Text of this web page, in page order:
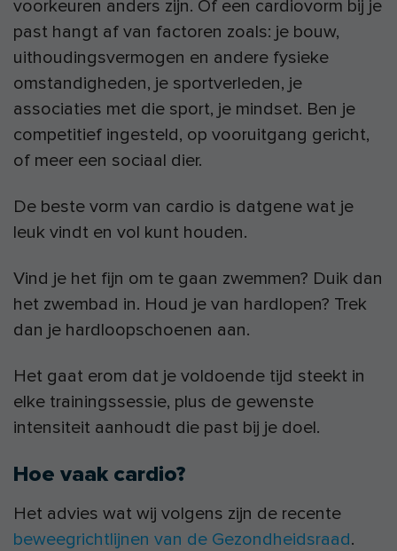
voorkeuren anders zijn. Of een cardiovorm bij je
past hangt af van factoren zoals: je bouw,
uithoudingsvermogen en andere fysieke
omstandigheden, je sportverleden, je
associaties met die sport, je mindset. Ben je
competitief ingesteld, op vooruitgang gericht,
of meer een sociaal dier.
De beste vorm van cardio is datgene wat je
leuk vindt en vol kunt houden.
Vind je het fijn om te gaan zwemmen? Duik dan
het zwembad in. Houd je van hardlopen? Trek
dan je hardloopschoenen aan.
Het gaat erom dat je voldoende tijd steekt in
elke trainingssessie, plus de gewenste
intensiteit aanhoudt die past bij je doel.
Hoe vaak cardio?
Het advies wat wij volgens zijn de recente
beweegrichtlijnen van de Gezondheidsraad.